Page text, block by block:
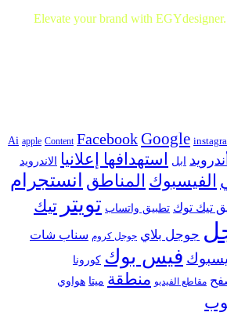
Elevate your brand with EGYdesigner.
Ai apple Content FacebookGoogle
ابل استهدافها إعلانيا الاندرويد
الفيسبوك المناطق انستجرام
تيك توك تطبيق واتساب تويتر تيك
جوجل بلاي جوجل كروم سناب شات
فيس بوك كورونا
مقاطع الفيديو منطقة ميتا هواوي